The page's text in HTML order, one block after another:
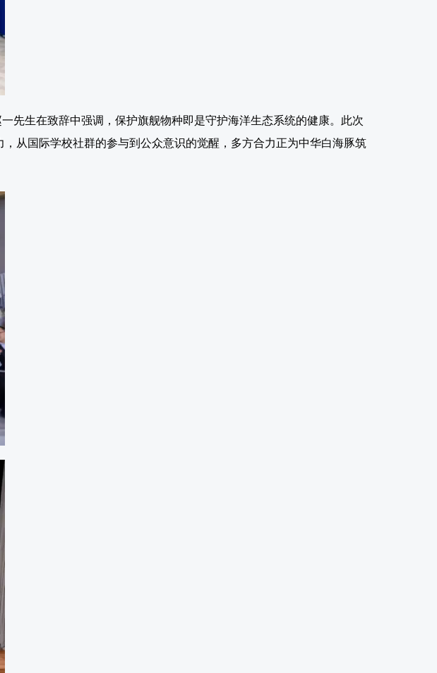
先生在致辞中强调，保护旗舰物种即是守护海洋生态系统的健康。此次
从国际学校社群的参与到公众意识的觉醒，多方合力正为中华白海豚筑